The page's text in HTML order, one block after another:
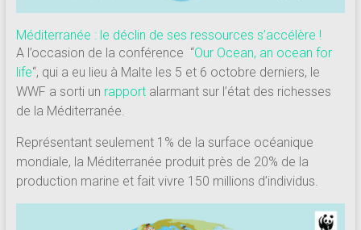
adhérents
Longitude
181
Méditerranée : le déclin de ses ressources s’accélère !
A l’occasion de la conférence “Our Ocean, an ocean for
life“, qui a eu lieu à Malte les 5 et 6 octobre derniers, le
WWF a sorti un rapport alarmant sur l’état des richesses
de la Méditerranée.
Représentant seulement 1% de la surface océanique
mondiale, la Méditerranée produit près de 20% de la
production marine et fait vivre 150 millions d’individus.